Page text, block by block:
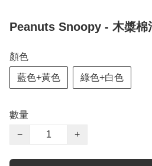
Peanuts Snoopy - 木槳棉
顏色
藍色+黃色 綠色+白色
數量
−
+